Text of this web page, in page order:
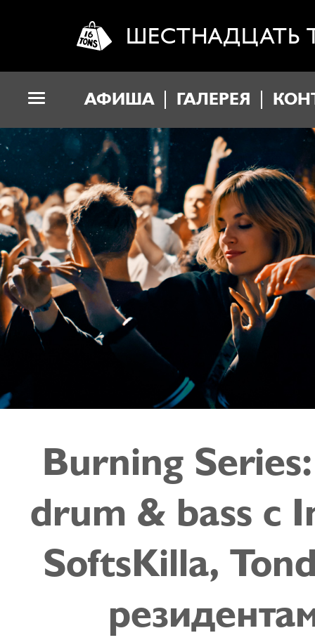
ШЕСТНАДЦАТЬ
АФИША ГАЛЕРЕЯ
Burning
drum & bass с
SoftsKilla,